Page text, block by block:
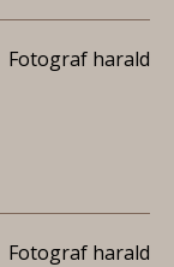
Fotograf harald
Fotograf harald